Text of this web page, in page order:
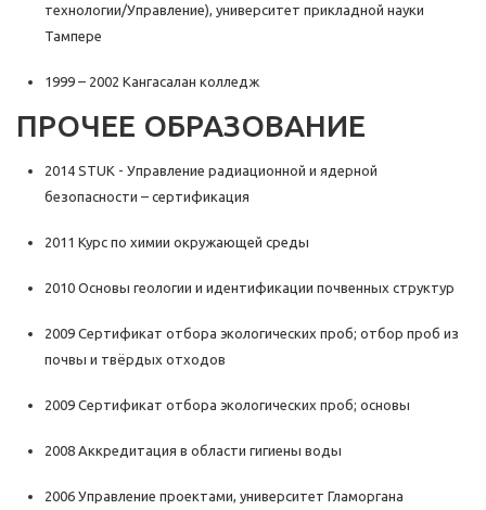
технологии/Управление), университет прикладной науки
Тампере
1999 – 2002 Кангасалан колледж
ПРОЧЕЕ ОБРАЗОВАНИЕ
2014 STUK - Управление радиационной и ядерной
безопасности – сертификация
2011 Курс по химии окружающей среды
2010 Основы геологии и идентификации почвенных структур
2009 Сертификат отбора экологических проб; отбор проб из
почвы и твёрдых отходов
2009 Сертификат отбора экологических проб; основы
2008 Аккредитация в области гигиены воды
2006 Управление проектами, университет Гламоргана